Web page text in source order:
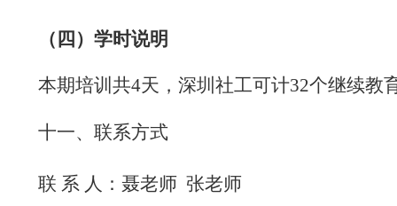
（四） 学时说明
本期培训共4天，深圳社工可计32个继续教
十一、 联系方式
联 系 人： 聂老师 张老师